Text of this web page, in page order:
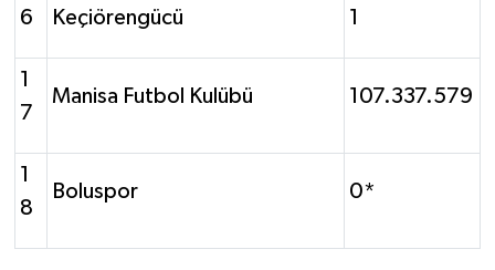
6
Keçiörengücü
1
1
7
Manisa Futbol Kulübü 107.337.579
1
8
Boluspor 0*